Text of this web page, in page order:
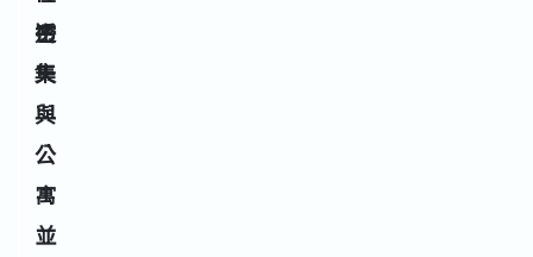
密
集
透
天
與
公
寓
並